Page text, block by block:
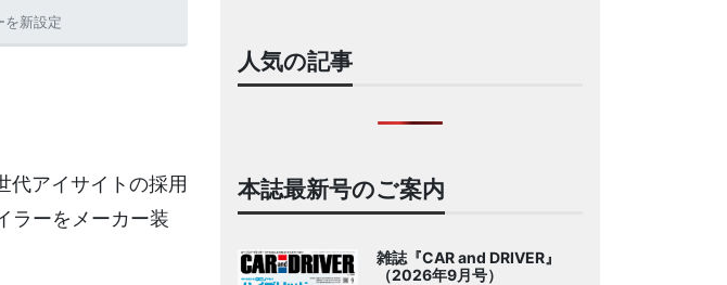
を新設定
代アイサイトの採用
ラーをメーカー装
人気の記事
本誌最新号のご案内
雑誌『CAR and DRIVER』
（2026年9月号）